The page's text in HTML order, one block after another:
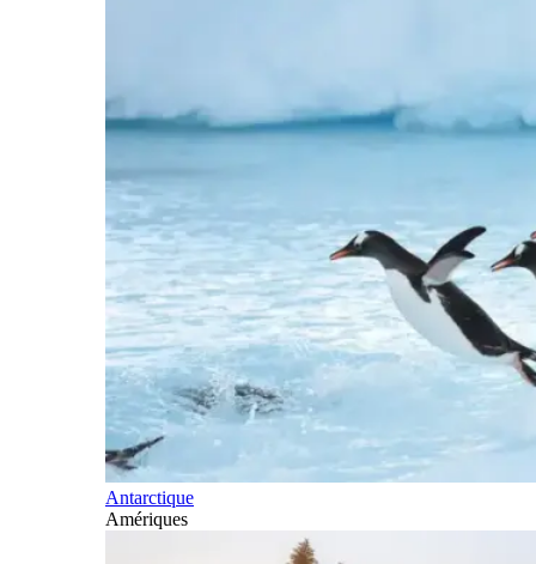
Antarctique
Amériques